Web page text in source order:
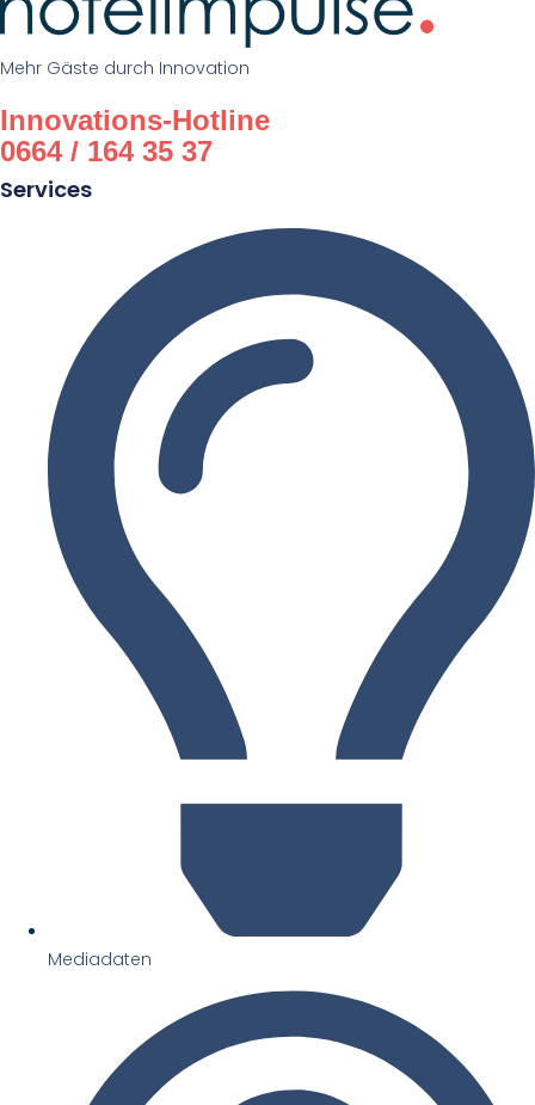
Mehr Gäste durch Innovation
Innovations-Hotline
0664 / 164 35 37
Services
Mediadaten